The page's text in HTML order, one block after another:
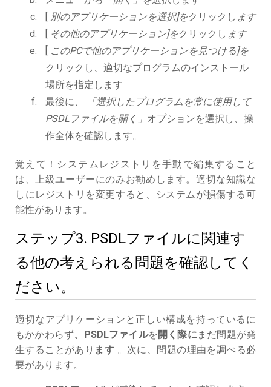
[ 別のアプリケーションを選択]をクリックし ます
[ その他のアプリケーション]をクリックし ます
[ このPCで他のアプリケーションを見つける]を
クリックし、適切なプログラムのインストール
場所を指定します
最後に、
「選択したプログラムを常に使用して
PSDLファイルを開く」 オプションを選択し、操
作全体を確認します。
覚えて！システムレジストリを手動で編集すること
は、上級ユーザーにのみお勧めします。適切な知識な
しにレジストリを変更すると、システムが損傷する可
能性があります。
ステップ3. PSDLファイルに関連す
る他の考えられる問題を確認してく
ださい。
適切なアプリケーションと正しい構成を持っているに
もかかわらず、PSDLファイルを 開く際に まだ問題が発
生することがあり ます 。次に、問題の理由を調べる必
要があります。